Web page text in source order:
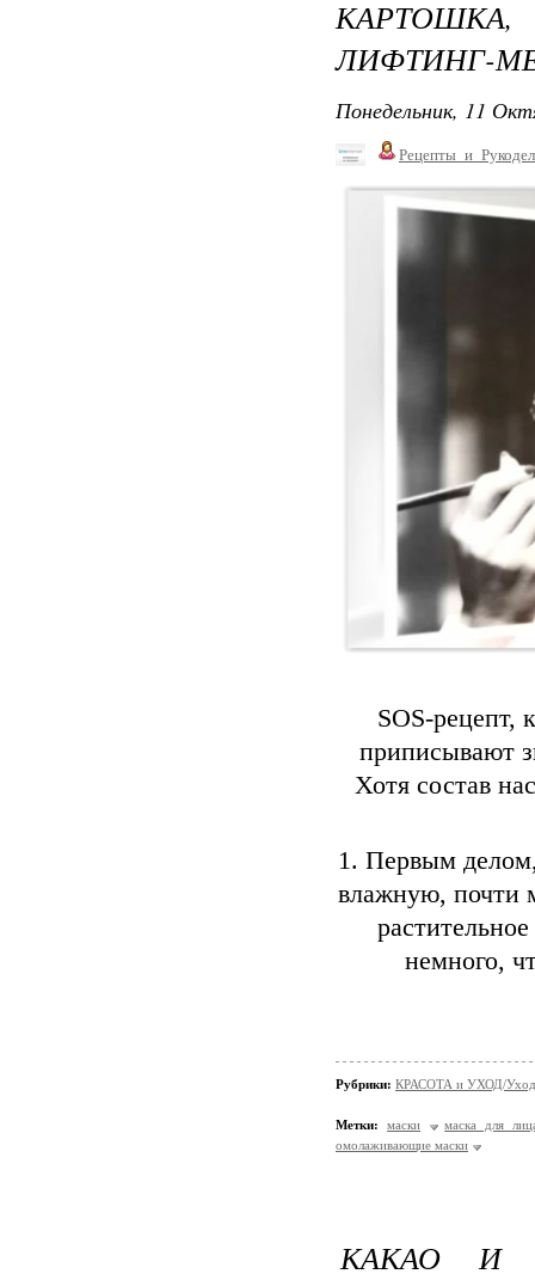
ЛИФТИНГ-
Понедельник, 11
SOS-рецепт,
приписывают
Хотя состав
1. Первым
влажную, почти
немного,
Рубрики: КРАСОТА и УХОД/Уход
Метки: маски
маска для
омолаживающие маски
КАКАО И